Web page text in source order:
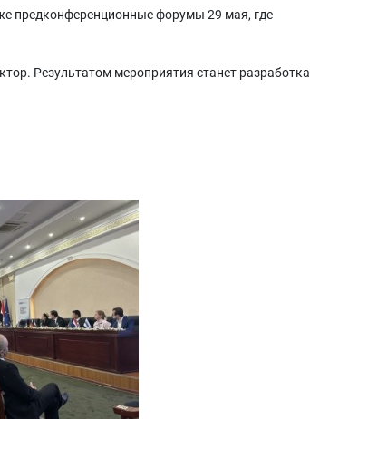
предконференционные форумы 29 мая, где
Результатом мероприятия станет разработка